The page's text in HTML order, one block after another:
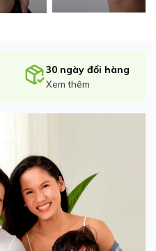
30 ngày đổi hàng
Xem thêm